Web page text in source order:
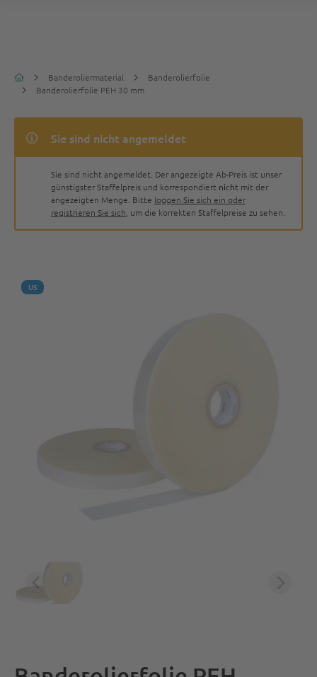
Banderoliermaterial
Banderolierfolie
Banderolierfolie PEH 30 mm
Sie sind nicht angemeldet
Sie sind nicht angemeldet. Der angezeigte Ab-Preis ist unser
günstigster Staffelpreis und korrespondiert nicht mit der
angezeigten Menge. Bitte loggen Sie sich ein oder
registrieren Sie sich , um die korrekten Staffelpreise zu sehen.
US